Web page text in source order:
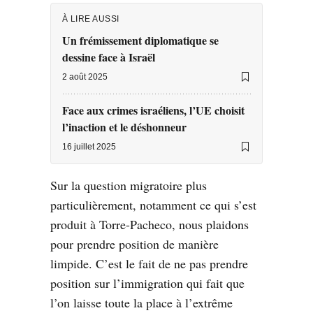
À LIRE AUSSI
Un frémissement diplomatique se
dessine face à Israël
2 août 2025
Face aux crimes israéliens, l’UE choisit
l’inaction et le déshonneur
16 juillet 2025
Sur la question migratoire plus
particulièrement, notamment ce qui s’est
produit à Torre-Pacheco, nous plaidons
pour prendre position de manière
limpide. C’est le fait de ne pas prendre
position sur l’immigration qui fait que
l’on laisse toute la place à l’extrême